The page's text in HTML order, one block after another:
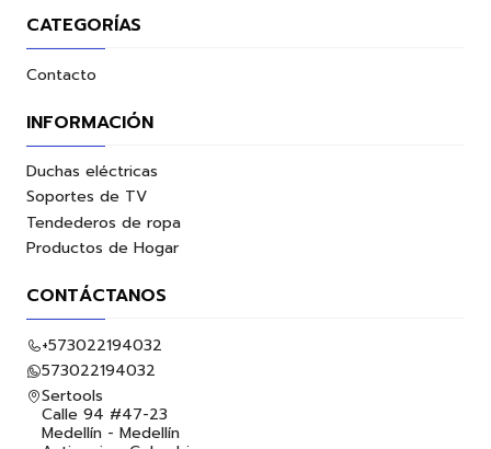
CATEGORÍAS
Contacto
INFORMACIÓN
Duchas eléctricas
Soportes de TV
Tendederos de ropa
Productos de Hogar
CONTÁCTANOS
+573022194032
573022194032
Sertools
Calle 94 #47-23
Medellín - Medellín